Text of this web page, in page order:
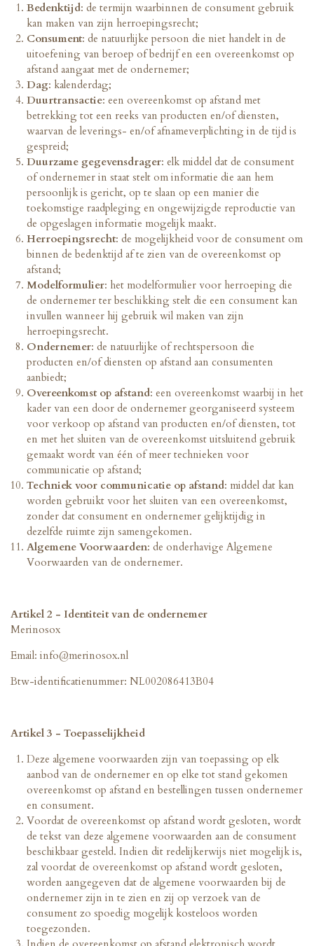
Bedenktijd: de termijn waarbinnen de consument gebruik
kan maken van zijn herroepingsrecht;
Consument: de natuurlijke persoon die niet handelt in de
uitoefening van beroep of bedrijf en een overeenkomst op
afstand aangaat met de ondernemer;
Dag: kalenderdag;
Duurtransactie: een overeenkomst op afstand met
betrekking tot een reeks van producten en/of diensten,
waarvan de leverings- en/of afnameverplichting in de tijd is
gespreid;
Duurzame gegevensdrager: elk middel dat de consument
of ondernemer in staat stelt om informatie die aan hem
persoonlijk is gericht, op te slaan op een manier die
toekomstige raadpleging en ongewijzigde reproductie van
de opgeslagen informatie mogelijk maakt.
Herroepingsrecht: de mogelijkheid voor de consument om
binnen de bedenktijd af te zien van de overeenkomst op
afstand;
Modelformulier: het modelformulier voor herroeping die
de ondernemer ter beschikking stelt die een consument kan
invullen wanneer hij gebruik wil maken van zijn
herroepingsrecht.
Ondernemer: de natuurlijke of rechtspersoon die
producten en/of diensten op afstand aan consumenten
aanbiedt;
Overeenkomst op afstand: een overeenkomst waarbij in het
kader van een door de ondernemer georganiseerd systeem
voor verkoop op afstand van producten en/of diensten, tot
en met het sluiten van de overeenkomst uitsluitend gebruik
gemaakt wordt van één of meer technieken voor
communicatie op afstand;
Techniek voor communicatie op afstand: middel dat kan
worden gebruikt voor het sluiten van een overeenkomst,
zonder dat consument en ondernemer gelijktijdig in
dezelfde ruimte zijn samengekomen.
Algemene Voorwaarden: de onderhavige Algemene
Voorwaarden van de ondernemer.
Artikel 2 - Identiteit van de ondernemer
Merinosox
Email: info@merinosox.nl
Btw-identificatienummer: NL002086413B04
Artikel 3 - Toepasselijkheid
Deze algemene voorwaarden zijn van toepassing op elk
aanbod van de ondernemer en op elke tot stand gekomen
overeenkomst op afstand en bestellingen tussen ondernemer
en consument.
Voordat de overeenkomst op afstand wordt gesloten, wordt
de tekst van deze algemene voorwaarden aan de consument
beschikbaar gesteld. Indien dit redelijkerwijs niet mogelijk is,
zal voordat de overeenkomst op afstand wordt gesloten,
worden aangegeven dat de algemene voorwaarden bij de
ondernemer zijn in te zien en zij op verzoek van de
consument zo spoedig mogelijk kosteloos worden
toegezonden.